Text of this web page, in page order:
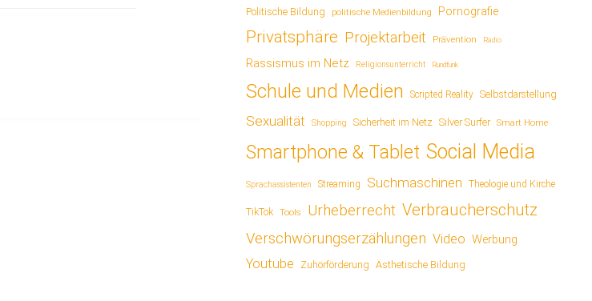
Politische Bildung politische Medienbildung Pornografie
Privatsphäre Projektarbeit Prävention Radio
Rassismus im Netz Religionsunterricht Rundfunk
Schule und Medien Scripted Reality Selbstdarstellung
Sexualität Shopping Sicherheit im Netz Silver Surfer Smart Home
Smartphone & Tablet Social Media
Sprachassistenten Streaming Suchmaschinen Theologie und Kirche
TikTok Tools Urheberrecht Verbraucherschutz
Verschwörungserzählungen Video Werbung
Youtube Zuhörförderung Ästhetische Bildung